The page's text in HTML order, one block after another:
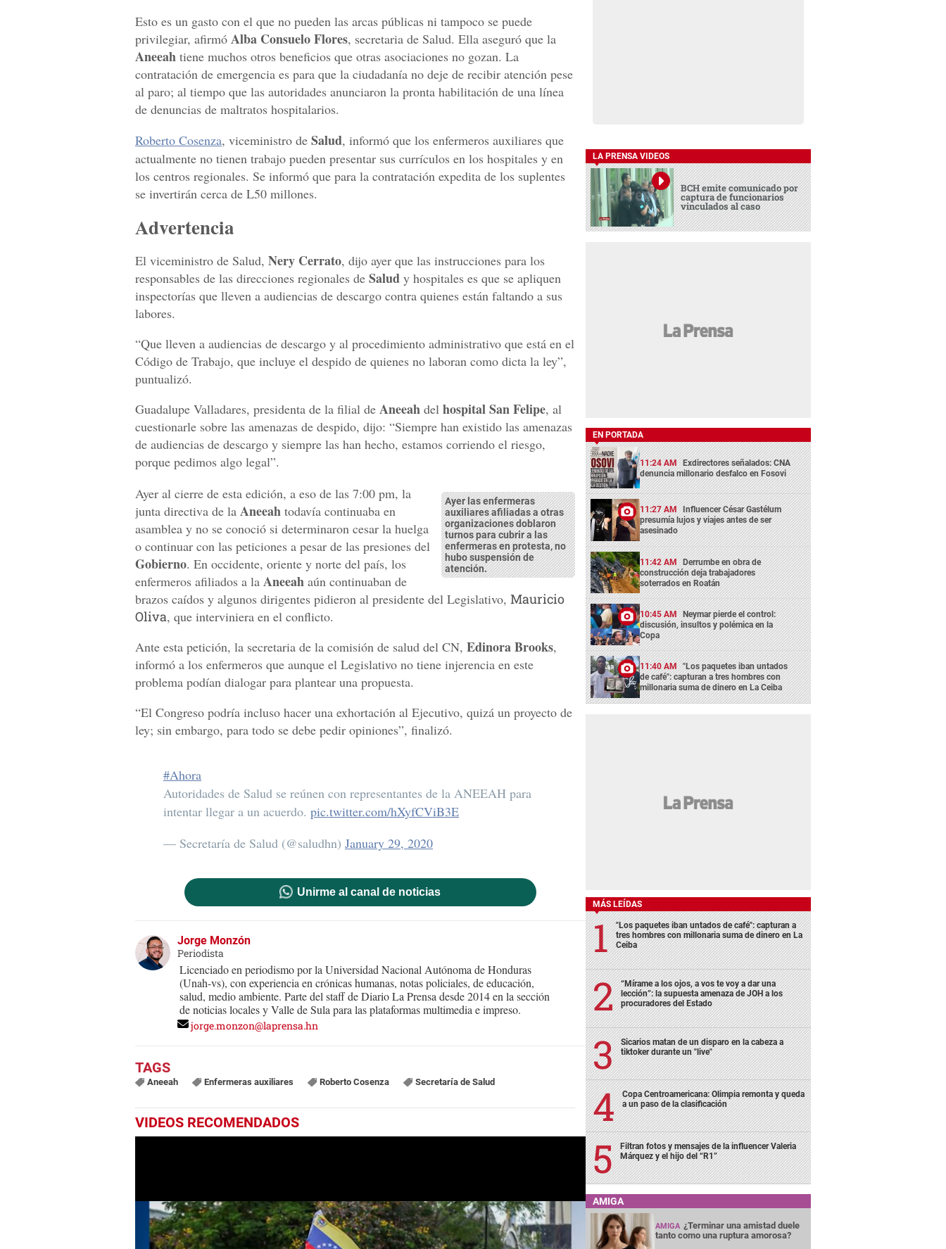
Esto es un gasto con el que no pueden las arcas públicas ni tampoco se puede
privilegiar, afirmó Alba Consuelo Flores, secretaria de Salud. Ella aseguró que la
Aneeah tiene muchos otros beneficios que otras asociaciones no gozan. La
contratación de emergencia es para que la ciudadanía no deje de recibir atención pese
al paro; al tiempo que las autoridades anunciaron la pronta habilitación de una línea
de denuncias de maltratos hospitalarios.
Roberto Cosenza, viceministro de Salud, informó que los enfermeros auxiliares que
actualmente no tienen trabajo pueden presentar sus currículos en los hospitales y en
los centros regionales. Se informó que para la contratación expedita de los suplentes
se invertirán cerca de L50 millones.
Advertencia
El viceministro de Salud, Nery Cerrato, dijo ayer que las instrucciones para los
responsables de las direcciones regionales de Salud y hospitales es que se apliquen
inspectorías que lleven a audiencias de descargo contra quienes están faltando a sus
labores.
“Que lleven a audiencias de descargo y al procedimiento administrativo que está en el
Código de Trabajo, que incluye el despido de quienes no laboran como dicta la ley”,
puntualizó.
Guadalupe Valladares, presidenta de la filial de Aneeah del hospital San Felipe, al
cuestionarle sobre las amenazas de despido, dijo: “Siempre han existido las amenazas
de audiencias de descargo y siempre las han hecho, estamos corriendo el riesgo,
porque pedimos algo legal”.
Ayer las enfermeras
auxiliares afiliadas a otras
organizaciones doblaron
turnos para cubrir a las
enfermeras en protesta, no
hubo suspensión de
atención.
Ayer al cierre de esta edición, a eso de las 7:00 pm, la
junta directiva de la Aneeah todavía continuaba en
asamblea y no se conoció si determinaron cesar la huelga
o continuar con las peticiones a pesar de las presiones del
Gobierno. En occidente, oriente y norte del país, los
enfermeros afiliados a la Aneeah aún continuaban de
brazos caídos y algunos dirigentes pidieron al presidente del Legislativo, Mauricio
Oliva, que interviniera en el conflicto.
Ante esta petición, la secretaria de la comisión de salud del CN, Edinora Brooks,
informó a los enfermeros que aunque el Legislativo no tiene injerencia en este
problema podían dialogar para plantear una propuesta.
“El Congreso podría incluso hacer una exhortación al Ejecutivo, quizá un proyecto de
ley; sin embargo, para todo se debe pedir opiniones”, finalizó.
#Ahora
Autoridades de Salud se reúnen con representantes de la ANEEAH para
intentar llegar a un acuerdo. pic.twitter.com/hXyfCViB3E
— Secretaría de Salud (@saludhn) January 29, 2020
Unirme al canal de noticias
Jorge Monzón
Periodista
Licenciado en periodismo por la Universidad Nacional Autónoma de Honduras
(Unah-vs), con experiencia en crónicas humanas, notas policiales, de educación,
salud, medio ambiente. Parte del staff de Diario La Prensa desde 2014 en la sección
de noticias locales y Valle de Sula para las plataformas multimedia e impreso.
jorge.monzon@laprensa.hn
Aneeah Enfermeras auxiliares Roberto Cosenza Secretaría de Salud
VIDEOS RECOMENDADOS
LA PRENSA VIDEOS
BCH emite comunicado por
captura de funcionarios
vinculados al caso
EN PORTADA
11:24 AM Exdirectores señalados: CNA
denuncia millonario desfalco en Fosovi
11:27 AM Influencer César Gastélum
presumía lujos y viajes antes de ser
asesinado
11:42 AM Derrumbe en obra de
construcción deja trabajadores
soterrados en Roatán
10:45 AM Neymar pierde el control:
discusión, insultos y polémica en la
Copa
11:40 AM "Los paquetes iban untados
de café": capturan a tres hombres con
millonaria suma de dinero en La Ceiba
MÁS LEÍDAS
"Los paquetes iban untados de café": capturan a
tres hombres con millonaria suma de dinero en La
Ceiba
“Mírame a los ojos, a vos te voy a dar una
lección”: la supuesta amenaza de JOH a los
procuradores del Estado
Sicarios matan de un disparo en la cabeza a
tiktoker durante un "live"
Copa Centroamericana: Olimpia remonta y queda
a un paso de la clasificación
Filtran fotos y mensajes de la influencer Valeria
Márquez y el hijo del “R1”
AMIGA
AMIGA ¿Terminar una amistad duele
tanto como una ruptura amorosa?